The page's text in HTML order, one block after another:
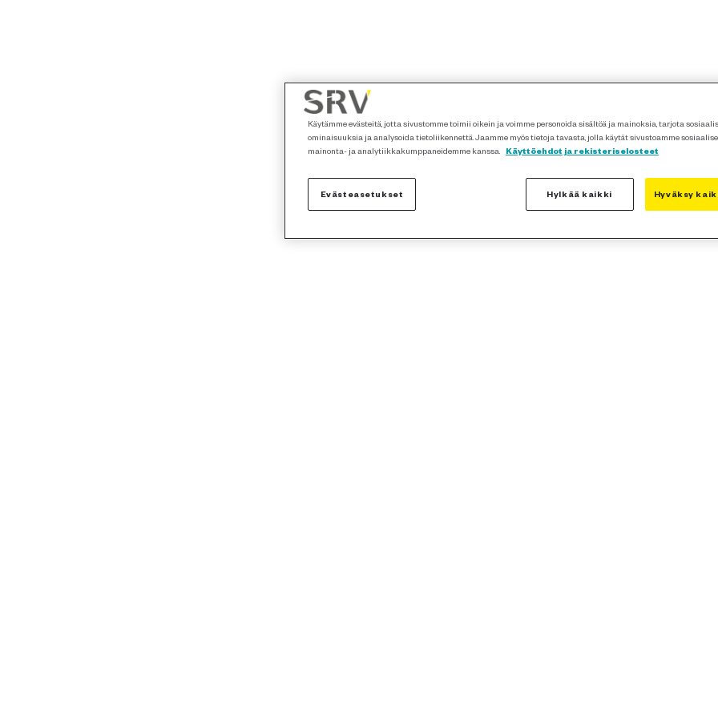
Käytämme evästeitä, jotta sivustomme toimii oikein ja voimme personoida sisältöä ja mainoksia, tarjota
ominaisuuksia ja analysoida tietoliikennettä. Jaamme myös tietoja tavasta, jolla käytät sivustoamme
mainonta- ja analytiikkakumppaneidemme kanssa.
Käyttöehdot ja rekisteriselosteet
Evästeasetukset Hylkää kaikki Hyväksy